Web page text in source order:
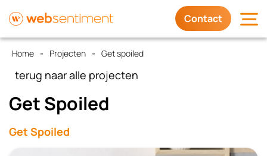
Diensten
Waarom wij
Trots op
Contact
Home Projecten Get spoiled
terug naar alle projecten
Get Spoiled
Get Spoiled